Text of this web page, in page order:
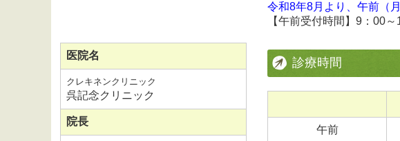
医院名
クレキネンクリニック
呉記念クリニック
院長
令和8年8月より、午前（
【午前受付時間】9：00
診療時間
午前